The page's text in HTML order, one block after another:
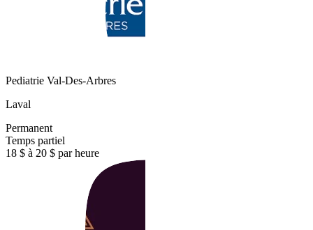
Pediatrie Val-Des-Arbres
Laval
Permanent
Temps partiel
18 $ à 20 $ par heure